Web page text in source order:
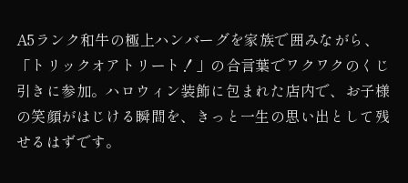
A5ランク和牛の極上ハンバーグを家族で囲みながら、
「トリックオアトリート！」の合言葉でワクワクのくじ
引きに参加。ハロウィン装飾に包まれた店内で、お子様
の笑顔がはじける瞬間を、きっと一生の思い出として残
せるはずです。